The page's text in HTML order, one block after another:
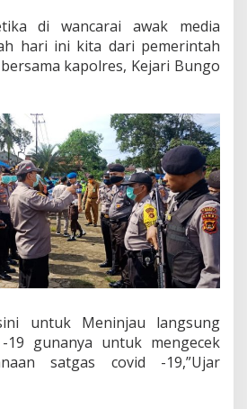
a
s
e
c
a
m
a
t
a
n
J
u
h
a
n
di wancarai awak media
hari ini kita dari pemerintah
kapolres, Kejari Bungo
untuk Meninjau langsung
gunanya untuk mengecek
satgas covid -19,”Ujar